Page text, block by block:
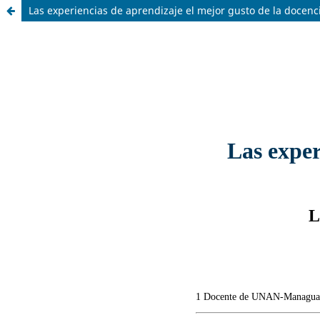
Las experiencias de aprendizaje el mejor gusto de la